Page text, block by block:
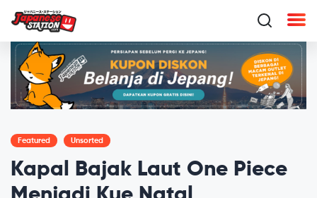
Featured Unsorted
Kapal Bajak Laut One Piece